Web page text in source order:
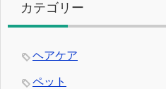
カテゴリー
ヘアケア
ペット